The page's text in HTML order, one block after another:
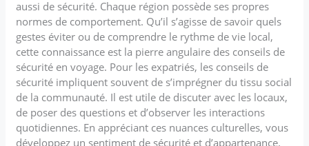
aussi de sécurité. Chaque région possède ses propres
normes de comportement. Qu’il s’agisse de savoir quels
gestes éviter ou de comprendre le rythme de vie local,
cette connaissance est la pierre angulaire des conseils de
sécurité en voyage. Pour les expatriés, les conseils de
sécurité impliquent souvent de s’imprégner du tissu social
de la communauté. Il est utile de discuter avec les locaux,
de poser des questions et d’observer les interactions
quotidiennes. En appréciant ces nuances culturelles, vous
développez un sentiment de sécurité et d’appartenance.